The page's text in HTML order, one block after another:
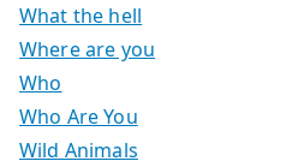
What the hell
Where are you
Who
Who Are You
Wild Animals